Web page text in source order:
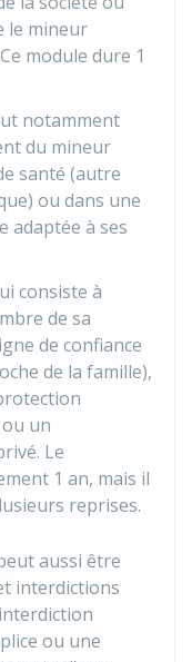
le mineur
module dure 1
notamment
du mineur
santé (autre
ou dans une
adaptée à ses
consiste à
de sa
de confiance
de la famille),
un
Le
1 an, mais il
reprises.
aussi être
interdictions
ou une